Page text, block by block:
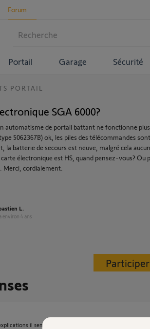
Forum
Portail Garage Sécurité
PORTAIL
SGA 6000?
automatisme de portail battant ne fonctionne
5062367B) ok, les piles des télécommandes
la batterie de secours est neuve, malgré cela
carte électronique est HS, quand pensez-vous?
Merci, cordialement.
L.
a environ 4 ans
il semblerait bien que le boitier soit HS.